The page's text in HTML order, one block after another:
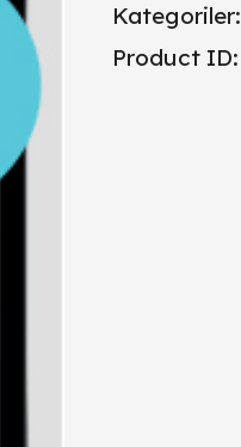
Kategoriler:
Product ID: